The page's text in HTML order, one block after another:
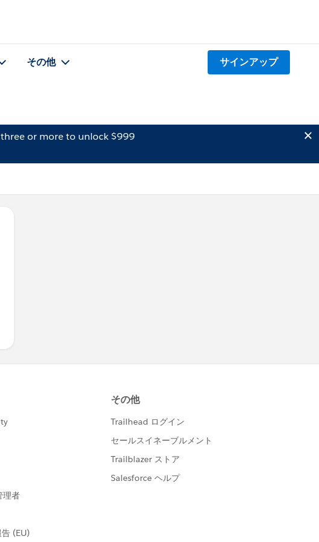
その他 サインアップ
three or more to unlock $999